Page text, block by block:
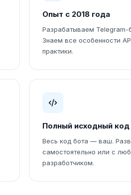
Опыт с 2018 года
Разрабатываем Telegram-
Знаем все особенности
практики.
Полный исходный код
Весь код бота — ваш.
самостоятельно или с
разработчиком.